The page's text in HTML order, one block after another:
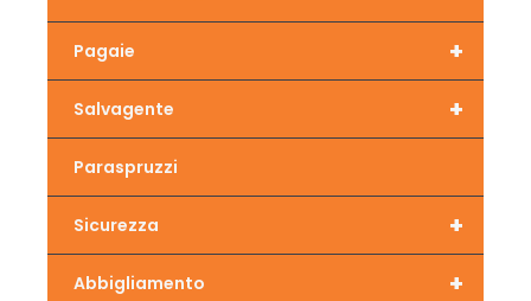
+
Pagaie
+
Salvagente
Paraspruzzi
+
Sicurezza
+
Abbigliamento